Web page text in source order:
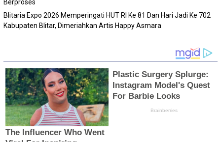
Berproses
Blitaria Expo 2026 Memperingati HUT RI Ke 81 Dan Hari Jadi Ke 702
Kabupaten Blitar, Dimeriahkan Artis Happy Asmara